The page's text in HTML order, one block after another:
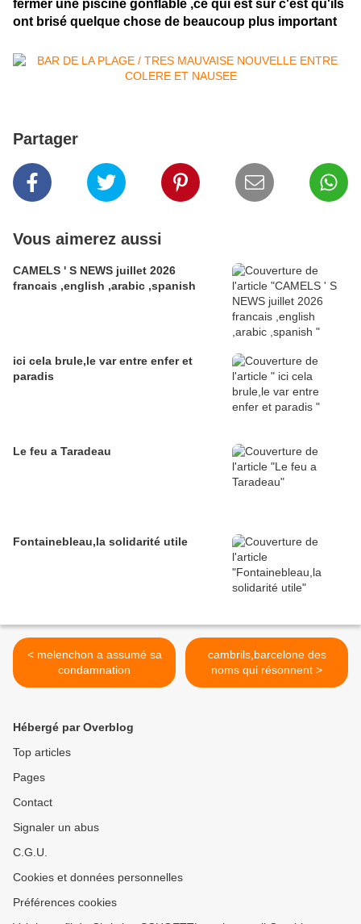
fermer une piscine gonflable ,ce qui est sur c'est qu'ils
ont brisé quelque chose de beaucoup plus important
Partager
Vous aimerez aussi
CAMELS ' S NEWS juillet 2026
francais ,english ,arabic ,spanish
ici cela brule,le var entre enfer et
paradis
Le feu a Taradeau
Fontainebleau,la solidarité utile
< melenchon a assumé sa
condamnation
cambrils,barcelone des
noms qui résonnent >
Hébergé par Overblog
Top articles
Pages
Contact
Signaler un abus
C.G.U.
Cookies et données personnelles
Préférences cookies